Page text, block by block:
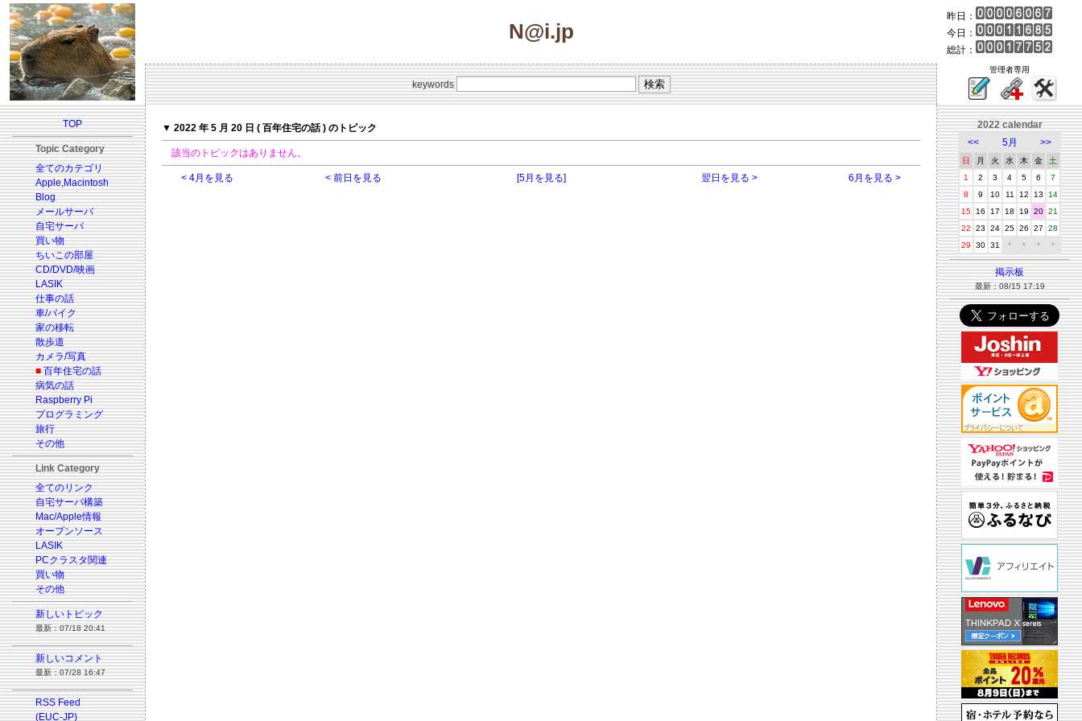
N@i.jp
昨日：
今日：
総計：
keywords
管理者専用
TOP
Topic Category
全てのカテゴリ
Apple,Macintosh
Blog
メールサーバ
自宅サーバ
買い物
ちいこの部屋
CD/DVD/映画
LASIK
仕事の話
車/バイク
家の移転
散歩道
カメラ/写真
■ 百年住宅の話
病気の話
Raspberry Pi
プログラミング
旅行
その他
Link Category
全てのリンク
自宅サーバ構築
Mac/Apple情報
オープンソース
LASIK
PCクラスタ関連
買い物
その他
新しいトピック
最新：07/18 20:41
新しいコメント
最新：07/28 16:47
RSS Feed
(EUC-JP)
▼ 2022 年 5 月 20 日 ( 百年住宅の話 ) のトピック
該当のトピックはありません。
< 4月を見る < 前日を見る [5月を見る] 翌日を見る > 6月を見る >
2022 calendar
<<
5月 >>
日 月 火 水 木 金
土
1
2 3 4 5 6
7
8
9 10 11 12 13
14
15
16 17 18 19 20 21
22
23 24 25 26 27
28
29
30 31 ＊ ＊ ＊ ＊
掲示板
最新：08/15 17:19